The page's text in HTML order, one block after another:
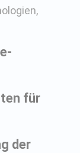
für
der